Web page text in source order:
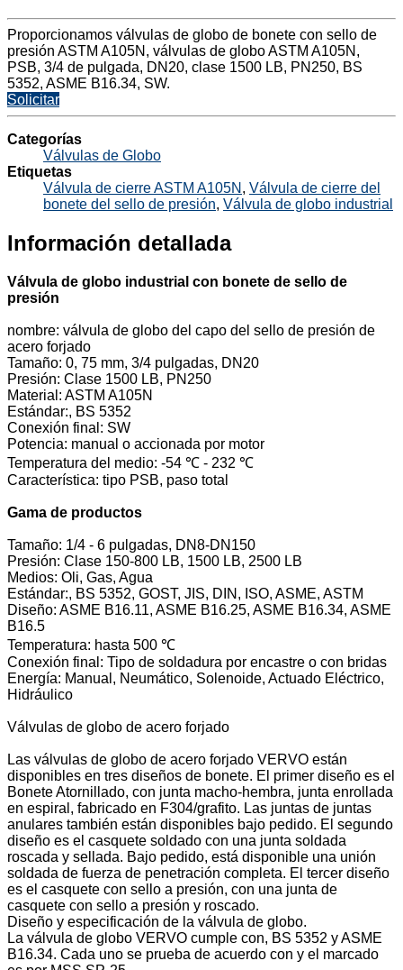
Proporcionamos válvulas de globo de bonete con sello de
presión ASTM A105N, válvulas de globo ASTM A105N,
PSB, 3/4 de pulgada, DN20, clase 1500 LB, PN250, BS
5352, ASME B16.34, SW.
Solicitar
Categorías
Válvulas de Globo
Etiquetas
Válvula de cierre ASTM A105N , Válvula de cierre del
bonete del sello de presión, Válvula de globo industrial
Información detallada
Válvula de globo industrial con bonete de sello de
presión
nombre: válvula de globo del capo del sello de presión de
acero forjado
Tamaño: 0, 75 mm, 3/4 pulgadas, DN20
Presión: Clase 1500 LB, PN250
Material: ASTM A105N
Estándar:, BS 5352
Conexión final: SW
Potencia: manual o accionada por motor
Temperatura del medio: -54 ℃ - 232 ℃
Característica: tipo PSB, paso total
Gama de productos
Tamaño: 1/4 - 6 pulgadas, DN8-DN150
Presión: Clase 150-800 LB, 1500 LB, 2500 LB
Medios: Oli, Gas, Agua
Estándar:, BS 5352, GOST, JIS, DIN, ISO, ASME, ASTM
Diseño: ASME B16.11, ASME B16.25, ASME B16.34, ASME
B16.5
Temperatura: hasta 500 ℃
Conexión final: Tipo de soldadura por encastre o con bridas
Energía: Manual, Neumático, Solenoide, Actuado Eléctrico,
Hidráulico
Válvulas de globo de acero forjado
Las válvulas de globo de acero forjado VERVO están
disponibles en tres diseños de bonete. El primer diseño es el
Bonete Atornillado, con junta macho-hembra, junta enrollada
en espiral, fabricado en F304/grafito. Las juntas de juntas
anulares también están disponibles bajo pedido. El segundo
diseño es el casquete soldado con una junta soldada
roscada y sellada. Bajo pedido, está disponible una unión
soldada de fuerza de penetración completa. El tercer diseño
es el casquete con sello a presión, con una junta de
casquete con sello a presión y roscado.
Diseño y especificación de la válvula de globo.
La válvula de globo VERVO cumple con, BS 5352 y ASME
B16.34. Cada uno se prueba de acuerdo con y el marcado